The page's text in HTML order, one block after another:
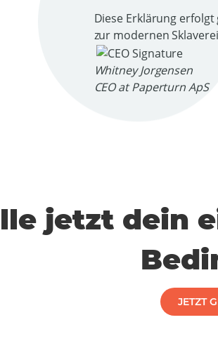
Diese Erklärung
zur modernen
Whitney Jorgensen
CEO at Paperturn ApS
jetzt dein
JETZT